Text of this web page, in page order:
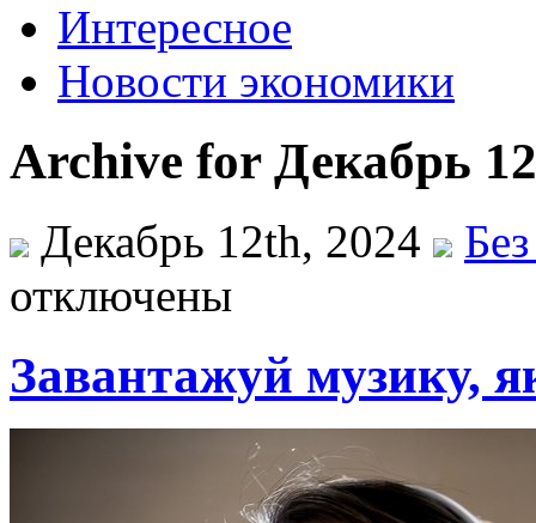
Интересное
Новости экономики
Archive for Декабрь
Декабрь 12th, 2024
отключены
Завантажуй музику,